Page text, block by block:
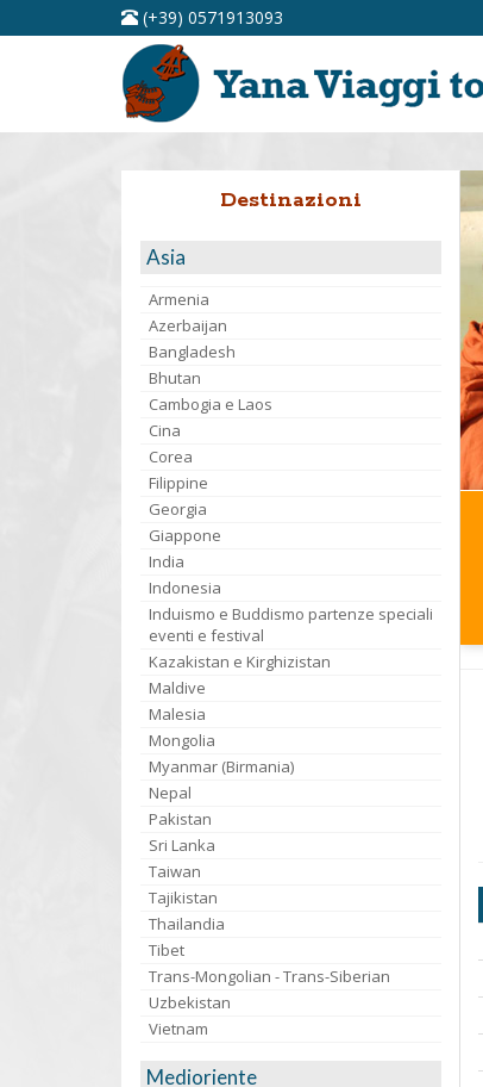
(+39) 0571913093
Destinazioni
Asia
Armenia
Azerbaijan
Bangladesh
Bhutan
Cambogia e Laos
Cina
Corea
Filippine
Georgia
Giappone
India
Indonesia
Induismo e Buddismo partenze speciali
eventi e festival
Kazakistan e Kirghizistan
Maldive
Malesia
Mongolia
Myanmar (Birmania)
Nepal
Pakistan
Sri Lanka
Taiwan
Tajikistan
Thailandia
Tibet
Trans-Mongolian - Trans-Siberian
Uzbekistan
Vietnam
Medioriente